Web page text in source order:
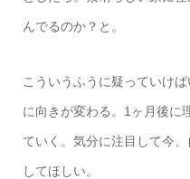
んでるのか？と。
こういうふうに疑っていけ
に向きが変わる。1ヶ月後に
ていく。気分に注目して今
してほしい。